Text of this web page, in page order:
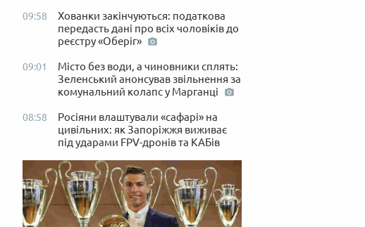
09:58
Хованки закінчуються: податкова
передасть дані про всіх чоловіків до
реєстру «Оберіг»
09:01
Місто без води, а чиновники сплять:
Зеленський анонсував звільнення за
комунальний колапс у Марганці
08:58
Росіяни влаштували «сафарі» на
цивільних: як Запоріжжя виживає
під ударами FPV-дронів та КАБів